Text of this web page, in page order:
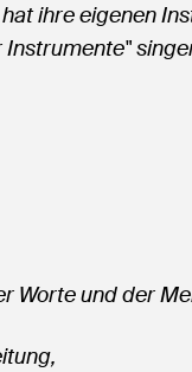
ihre eigenen
Worte und der